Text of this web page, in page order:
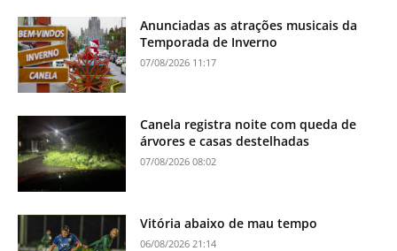
Anunciadas as atrações musicais da
Temporada de Inverno
07/08/2026 11:17
Canela registra noite com queda de
árvores e casas destelhadas
07/08/2026 08:02
Vitória abaixo de mau tempo
06/08/2026 21:14